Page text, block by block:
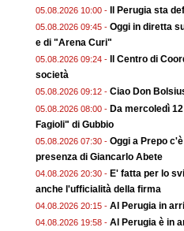
05.08.2026 10:00 - Il Perugia sta
05.08.2026 09:45 - Oggi in diretta
e di "Arena Curi"
05.08.2026 09:24 -
Il Centro di
società
05.08.2026 09:12 - Ciao Don
05.08.2026 08:00 - Da mercoledì
Fagioli" di Gubbio
05.08.2026 07:30 - Oggi a Prepo
presenza di Giancarlo Abete
04.08.2026 20:30 - E' fatta per lo
anche l'ufficialità della firma
04.08.2026 20:15 - Al Perugia in
04.08.2026 19:58 - Al Perugia è in